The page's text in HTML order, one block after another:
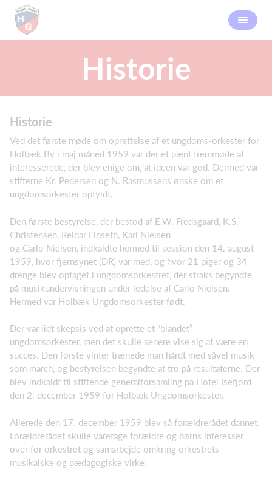
Historie
Historie
Ved det første møde om oprettelse af et ungdoms-orkester for
Holbæk By i maj måned 1959 var der et pænt fremmøde af
interesserede, der blev enige om, at ideen var god. Dermed var
stifterne Kr. Pedersen og N. Rasmussens ønske om et
ungdomsorkester opfyldt.
Den første bestyrelse, der bestod af E.W. Fredsgaard, K.S.
Christensen, Reidar Finseth, Karl Nielsen
og Carlo Nielsen, indkaldte hermed til session den 14. august
1959, hvor fjernsynet (DR) var med, og hvor 21 piger og 34
drenge blev optaget i ungdomsorkestret, der straks begyndte
på musikundervisningen under ledelse af Carlo Nielsen.
Hermed var Holbæk Ungdomsorkester født.
Der var lidt skepsis ved at oprette et “blandet”
ungdomsorkester, men det skulle senere vise sig at være en
succes. Den første vinter trænede man hårdt med såvel musik
som march, og bestyrelsen begyndte at tro på resultaterne. Der
blev indkaldt til stiftende generalforsamling på Hotel Isefjord
den 2. december 1959 for Holbæk Ungdomsorkester.
Allerede den 17. december 1959 blev så forældrerådet dannet.
Forældrerådet skulle varetage forældre og børns interesser
over for orkestret og samarbejde omkring orkestrets
musikalske og pædagogiske virke.